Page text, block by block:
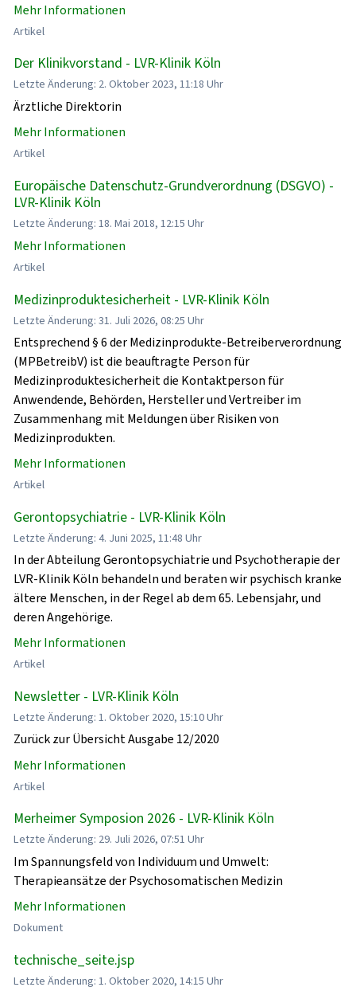
Mehr Informationen
Artikel
Der Klinikvorstand - LVR-Klinik Köln
Letzte Änderung: 2. Oktober 2023, 11:18 Uhr
Ärztliche Direktorin
Mehr Informationen
Artikel
Europäische Datenschutz-Grundverordnung (DSGVO) -
LVR-Klinik Köln
Letzte Änderung: 18. Mai 2018, 12:15 Uhr
Mehr Informationen
Artikel
Medizinproduktesicherheit - LVR-Klinik Köln
Letzte Änderung: 31. Juli 2026, 08:25 Uhr
Entsprechend § 6 der Medizinprodukte-Betreiberverordnung
(MPBetreibV) ist die beauftragte Person für
Medizinproduktesicherheit die Kontaktperson für
Anwendende, Behörden, Hersteller und Vertreiber im
Zusammenhang mit Meldungen über Risiken von
Medizinprodukten.
Mehr Informationen
Artikel
Gerontopsychiatrie - LVR-Klinik Köln
Letzte Änderung: 4. Juni 2025, 11:48 Uhr
In der Abteilung Gerontopsychiatrie und Psychotherapie der
LVR-Klinik Köln behandeln und beraten wir psychisch kranke
ältere Menschen, in der Regel ab dem 65. Lebensjahr, und
deren Angehörige.
Mehr Informationen
Artikel
Newsletter - LVR-Klinik Köln
Letzte Änderung: 1. Oktober 2020, 15:10 Uhr
Zurück zur Übersicht Ausgabe 12/2020
Mehr Informationen
Artikel
Merheimer Symposion 2026 - LVR-Klinik Köln
Letzte Änderung: 29. Juli 2026, 07:51 Uhr
Im Spannungsfeld von Individuum und Umwelt:
Therapieansätze der Psychosomatischen Medizin
Mehr Informationen
Dokument
technische_seite.jsp
Letzte Änderung: 1. Oktober 2020, 14:15 Uhr